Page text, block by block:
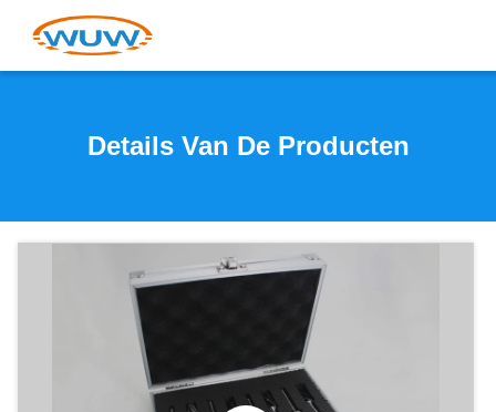
Details Van De Producten